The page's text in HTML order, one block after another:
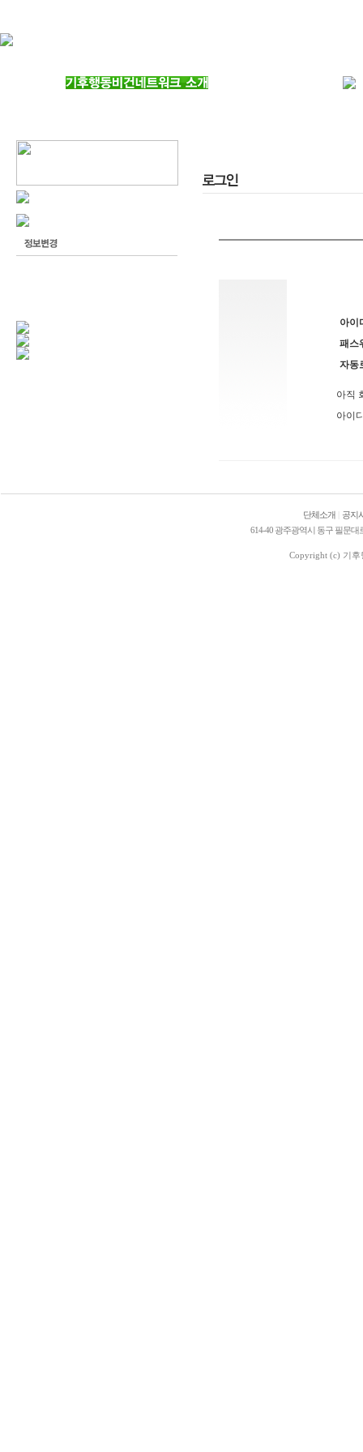
아이
패스
자동
아직
아이
단체소개
공지
614-40 광주광역시 동구 필문대
Copyright (c) 기